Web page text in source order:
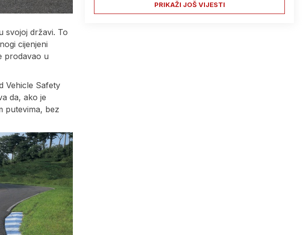
svojoj državi. To
cijenjeni
prodavao u
Vehicle Safety
da, ako je
putevima, bez
PRIKAŽI JOŠ VIJESTI